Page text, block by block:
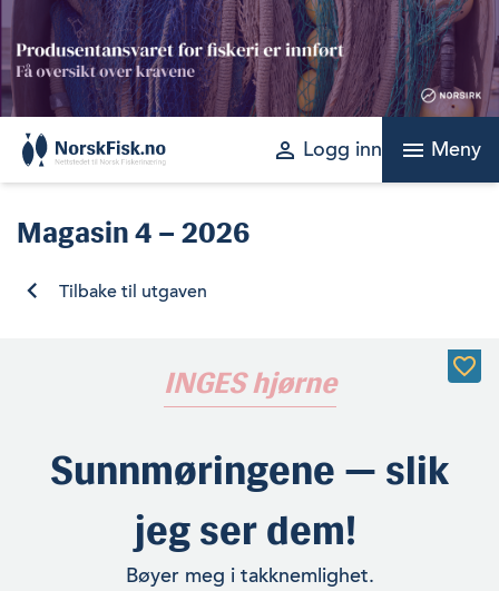
Skip
to
content
perm_identity Logg inn menu Meny
Magasin4 – 2026
Tilbake til utgaven
INGES hjørne
Sunnmøringene — slik
jeg ser dem!
Bøyer meg i takknemlighet.